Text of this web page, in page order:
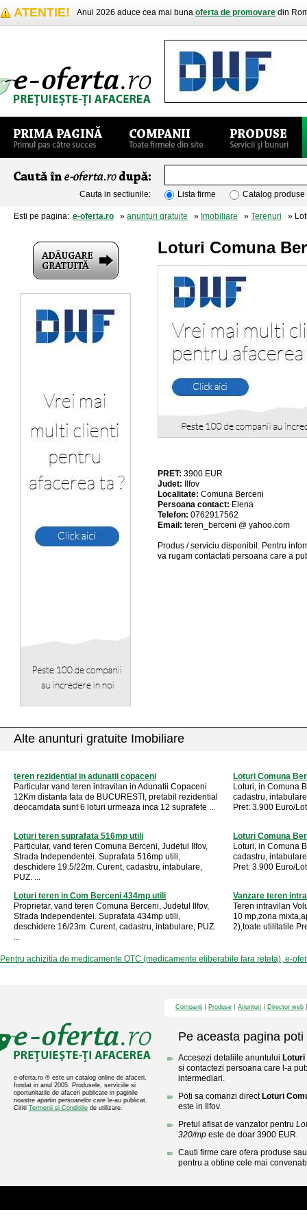
ATENTIE! Anul 2026 aduce cea mai buna oferta de promovare din
Cauta in sectiunile: Lista firme Catalog produse
Esti pe pagina: e-oferta.ro » anunturi gratuite » Imobiliare » Terenuri »
Loturi Comuna
PRET: 3900 EUR
Judet:
Ilfov
Localitate: Comuna Berceni
Persoana contact: Elena
Telefon: 0762917562
Email: teren_berceni @ yahoo.com
Produs / serviciu disponibil . Pentru
va rugam contactati persoana care a
Alte anunturi gratuite Imobiliare
teren rezidential in adunatii copaceni
Particular vand teren intravilan in Adunatii Copaceni
12Km distanta fata de BUCURESTI, pretabil rezidential
deocamdata sunt 6 loturi urmeaza inca 12 suprafete ...
Loturi Comuna
Loturi, in Comuna
cadastru,
Pret: 3.900 Euro/
Loturi teren suprafata 516mp utili
Particular, vand teren Comuna Berceni, Judetul Ilfov,
Strada Independentei. Suprafata 516mp utili,
deschidere 19.5/22m. Curent, cadastru, intabulare,
PUZ. ...
Loturi Comuna
Loturi, in Comuna
cadastru,
Pret: 3.900 Euro/
Loturi teren in Com Berceni 434mp utili
Proprietar, vand teren Comuna Berceni, Judetul Ilfov,
Strada Independentei. Suprafata 434mp utili,
deschidere 16/23m. Curent, cadastru, intabulare, PUZ.
...
Vanzare teren
Teren intravilan
10 mp,zona
2),toate
Pentru achizitia de medicamente OTC (medicamente eliberabile fara reteta), e-
e-oferta.ro ® este un catalog online de afaceri,
fondat in anul 2005. Produsele, serviciile si
oportunitatile de afaceri publicate in paginile
noastre apartin persoanelor care le-au publicat.
Cititi Termenii si Conditiile de utilizare.
Companii Produse Anunturi Director web
Pe aceasta pagina poti
Accesezi detaliile anuntului
si contactezi persoana care l-a
intermediari.
Poti sa comanzi direct Loturi
este in Ilfov.
Pretul afisat de vanzator pentru
320/mp este de doar 3900 EUR.
Cauti firme care ofera produse
pentru a obtine cele mai